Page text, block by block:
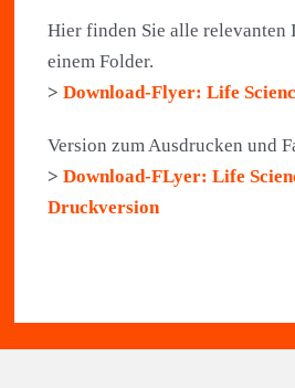
Hier finden Sie alle relevanten
einem Folder.
>Download-Flyer: Life
Version zum Ausdrucken und
>Download-FLyer: Life
Druckversion